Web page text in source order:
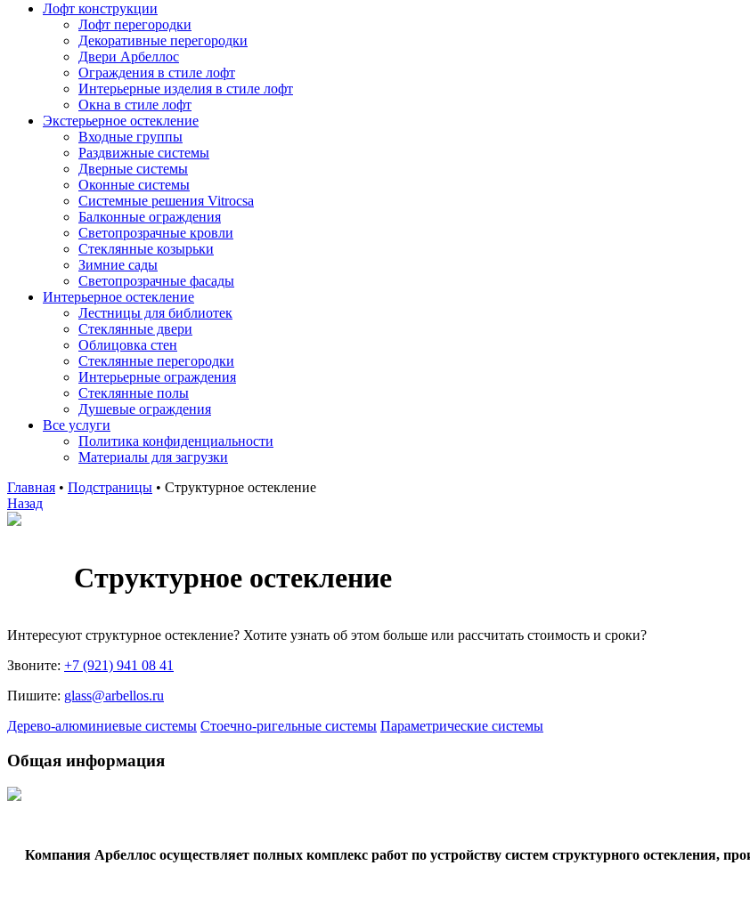
Лофт конструкции
Лофт перегородки
Декоративные перегородки
Двери Арбеллос
Ограждения в стиле лофт
Интерьерные изделия в стиле лофт
Окна в стиле лофт
Экстерьерное остекление
Входные группы
Раздвижные системы
Дверные системы
Оконные системы
Системные решения Vitrocsa
Балконные ограждения
Светопрозрачные кровли
Стеклянные козырьки
Зимние сады
Светопрозрачные фасады
Интерьерное остекление
Лестницы для библиотек
Стеклянные двери
Облицовка стен
Стеклянные перегородки
Интерьерные ограждения
Стеклянные полы
Душевые ограждения
Все услуги
Политика конфиденциальности
Материалы для загрузки
Главная • Подстраницы • Структурное остекление
Назад
Структурное остекление
Интересуют структурное остекление? Хотите узнать об этом больше или рассчитать стоимость и сроки?
Звоните: +7 (921) 941 08 41
Пишите: glass@arbellos.ru
Дерево-алюминиевые системы Стоечно-ригельные системы Параметрические системы
Общая информация
Компания Арбеллос осуществляет полных комплекс работ по устройству систем структурного остекления,